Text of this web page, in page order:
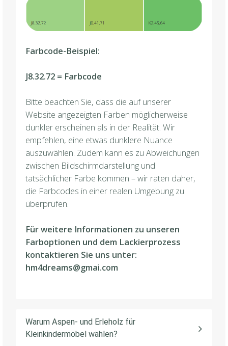
Farbcode-Beispiel:
J8.32.72 = Farbcode
Bitte beachten Sie, dass die auf unserer
Website angezeigten Farben möglicherweise
dunkler erscheinen als in der Realität. Wir
empfehlen, eine etwas dunklere Nuance
auszuwählen. Zudem kann es zu Abweichungen
zwischen Bildschirmdarstellung und
tatsächlicher Farbe kommen – wir raten daher,
die Farbcodes in einer realen Umgebung zu
überprüfen.
Für weitere Informationen zu unseren
Farboptionen und dem Lackierprozess
kontaktieren Sie uns unter:
hm4dreams@gmai.com
Warum Aspen- und Erleholz für
Kleinkindermöbel wählen?